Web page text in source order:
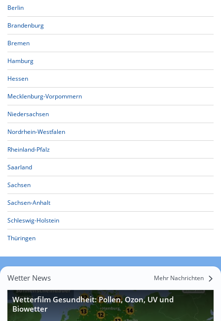
Berlin
Brandenburg
Bremen
Hamburg
Hessen
Mecklenburg-Vorpommern
Niedersachsen
Nordrhein-Westfalen
Rheinland-Pfalz
Saarland
Sachsen
Sachsen-Anhalt
Schleswig-Holstein
Thüringen
Wetter News Mehr Nachrichten
Wetterfilm Gesundheit: Pollen, Ozon, UV und
Biowetter